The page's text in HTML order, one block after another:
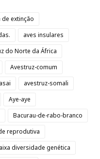
extinção
aves insulares
do Norte da África
Avestruz-comum
avestruz-somali
Aye-aye
Bacurau-de-rabo-branco
reprodutiva
diversidade genética